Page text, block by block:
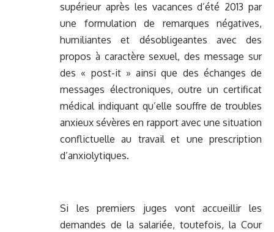
supérieur après les vacances d’été 2013 par
une formulation de remarques négatives,
humiliantes et désobligeantes avec des
propos à caractère sexuel, des message sur
des « post-it » ainsi que des échanges de
messages électroniques, outre un certificat
médical indiquant qu’elle souffre de troubles
anxieux sévères en rapport avec une situation
conflictuelle au travail et une prescription
d’anxiolytiques.
Si les premiers juges vont accueillir les
demandes de la salariée, toutefois, la Cour